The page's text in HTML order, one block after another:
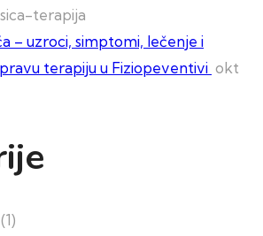
– uzroci, simptomi, lečenje i
terapiju u Fiziopeventivi okt
(1)